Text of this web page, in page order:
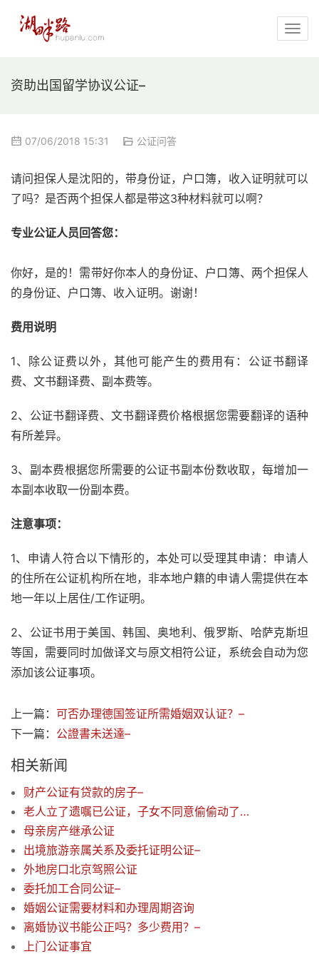
资助出国留学协议公证–
07/06/2018 15:31 公证问答
请问担保人是沈阳的，带身份证，户口簿，收入证明就可以
了吗？是否两个担保人都是带这3种材料就可以啊？
专业公证人员回答您：
你好，是的！需带好你本人的身份证、户口簿、两个担保人
的身份证、户口簿、收入证明。谢谢！
费用说明
1、除公证费以外，其他可能产生的费用有：公证书翻译
费、文书翻译费、副本费等。
2、公证书翻译费、文书翻译费价格根据您需要翻译的语种
有所差异。
3、副本费根据您所需要的公证书副本份数收取，每增加一
本副本收取一份副本费。
注意事项：
1、申请人符合以下情形的，本处可以受理其申请：申请人
的住所在公证机构所在地，非本地户籍的申请人需提供在本
地一年以上居住/工作证明。
2、公证书用于美国、韩国、奥地利、俄罗斯、哈萨克斯坦
等国，需要同时加做译文与原文相符公证，系统会自动为您
添加该公证事项。
上一篇： 可否办理德国签证所需婚姻双认证？–
下一篇： 公證書未送達–
相关新闻
财产公证有贷款的房子–
老人立了遗嘱已公证，子女不同意偷偷动了手脚，该怎么办？
母亲房产继承公证
出境旅游亲属关系及委托证明公证–
外地房口北京驾照公证
委托加工合同公证–
婚姻公证需要材料和办理周期咨询
离婚协议书能公正吗？多少费用？–
上门公证事宜